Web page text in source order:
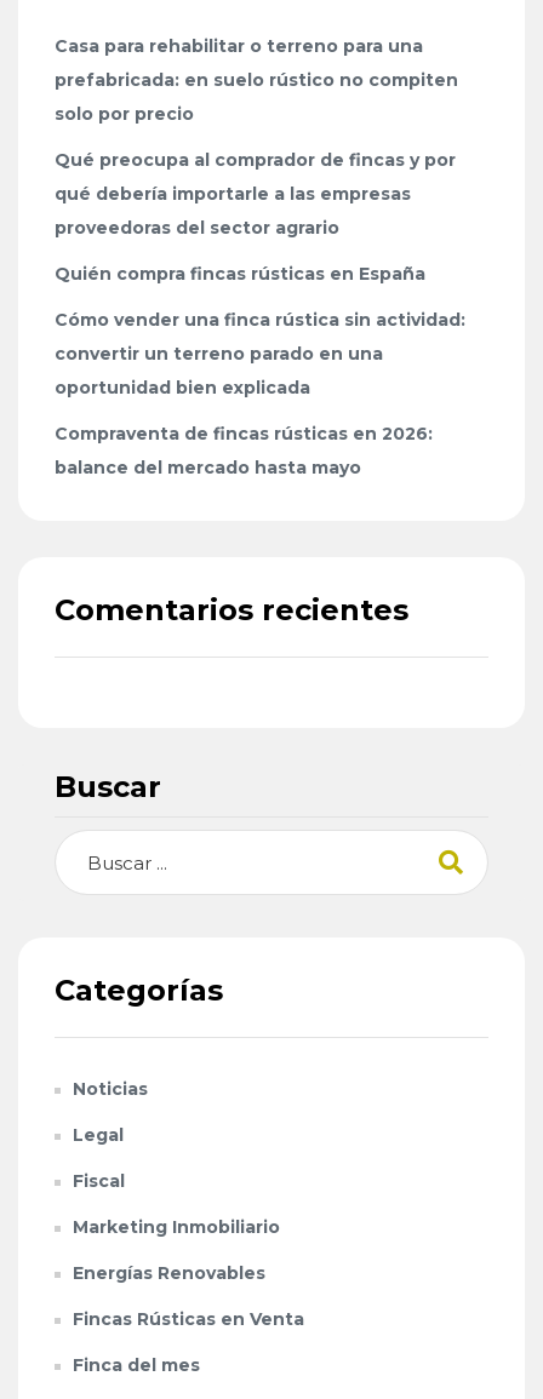
Casa para rehabilitar o terreno para una
prefabricada: en suelo rústico no compiten
solo por precio
Qué preocupa al comprador de fincas y por
qué debería importarle a las empresas
proveedoras del sector agrario
Quién compra fincas rústicas en España
Cómo vender una finca rústica sin actividad:
convertir un terreno parado en una
oportunidad bien explicada
Compraventa de fincas rústicas en 2026:
balance del mercado hasta mayo
Comentarios recientes
Buscar
Buscar
Categorías
Noticias
Legal
Fiscal
Marketing Inmobiliario
Energías Renovables
Fincas Rústicas en Venta
Finca del mes